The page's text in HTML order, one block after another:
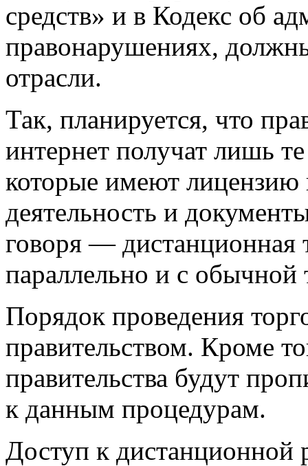
средств» и в Кодекс об
правонарушениях,
отрасли.
Так, планируется, что
интернет получат лишь
которые имеют лицензию
деятельность и
говоря — дистанционная
параллельно и с обычной
Порядок проведения
правительством. Кроме
правительства будут
к данным процедурам.
Доступ к дистанционной